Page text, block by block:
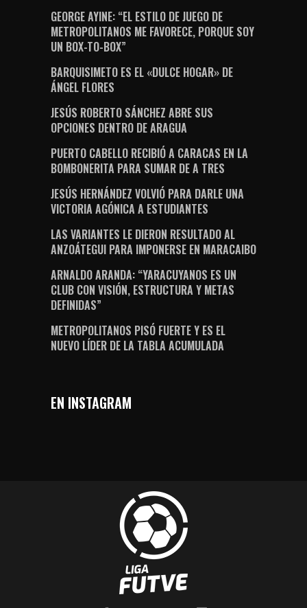
GEORGE AYINE: “EL ESTILO DE JUEGO DE
METROPOLITANOS ME FAVORECE, PORQUE SOY
UN BOX-TO-BOX”
BARQUISIMETO ES EL «DULCE HOGAR» DE
ÁNGEL FLORES
JESÚS ROBERTO SÁNCHEZ ABRE SUS
OPCIONES DENTRO DE ARAGUA
PUERTO CABELLO RECIBIÓ A CARACAS EN LA
BOMBONERITA PARA SUMAR DE A TRES
JESÚS HERNÁNDEZ VOLVIÓ PARA DARLE UNA
VICTORIA AGÓNICA A ESTUDIANTES
LAS VARIANTES LE DIERON RESULTADO AL
ANZOÁTEGUI PARA IMPONERSE EN MARACAIBO
ARNALDO ARANDA: “YARACUYANOS ES UN
CLUB CON VISIÓN, ESTRUCTURA Y METAS
DEFINIDAS”
METROPOLITANOS PISÓ FUERTE Y ES EL
NUEVO LÍDER DE LA TABLA ACUMULADA
EN INSTAGRAM